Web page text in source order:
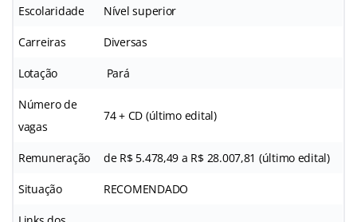
Escolaridade Nível superior
Carreiras Diversas
Lotação Pará
Número de
vagas
74 + CD (último edital)
Remuneração de R$ 5.478,49 a R$ 28.007,81 (último edital)
Situação RECOMENDADO